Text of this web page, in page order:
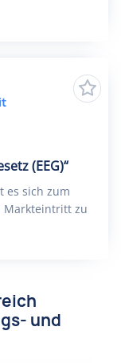
(EEG)“
es sich zum
Markteintritt zu
und